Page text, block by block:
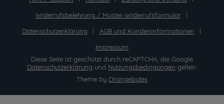
Widerrufsbelehrung / Muster-Widerrufsformular
Datenschutzerklärung
AGB und Kundeninformationen
Impressum
Diese Seite ist geschützt durch reCAPTCHA, die Google
Datenschutzerklärung und Nutzungsbedingungen gelten.
Theme by Orangebytes